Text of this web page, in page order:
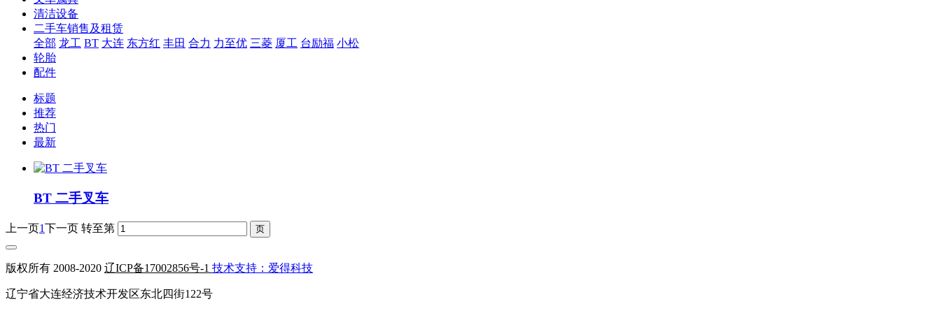
清洁设备
二手车销售及租赁
全部 龙工 BT 大连 东方红 丰田 合力 力至优 三菱 厦工 台励福 小松
轮胎
配件
标题
推荐
热门
最新
BT 二手叉车
上一页1下一页 转至第
版权所有 2008-2020 辽ICP备17002856号-1 技术支持：爱得科技
辽宁省大连经济技术开发区东北四街122号